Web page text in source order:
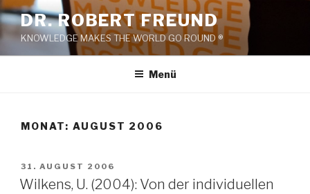
Zum
Inhalt
springen
DR. ROBERT FREUND
KNOWLEDGE MAKES THE WORLD GO ROUND ®
Menü
MONAT: AUGUST 2006
VERÖFFENTLICHT
AM
31. AUGUST 2006
Wilkens, U. (2004): Von der individuellen